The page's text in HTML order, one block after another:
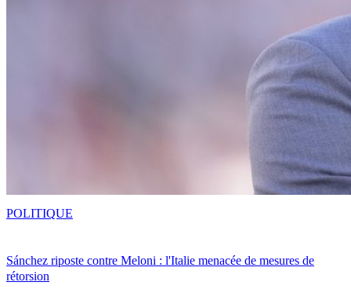
Sánchez riposte contre Meloni : l'Italie menacée de mesures de
rétorsion
POLITIQUE